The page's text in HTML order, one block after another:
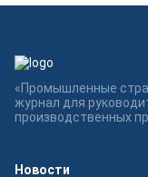
Новости
«Промышленные
журнал для
производственных